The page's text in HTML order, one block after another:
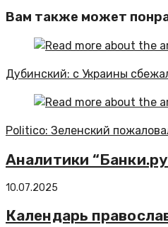
Вам также может
Дубинский: с Украины
Politico: Зеленский
Аналитики
10.07.2025
Календарь